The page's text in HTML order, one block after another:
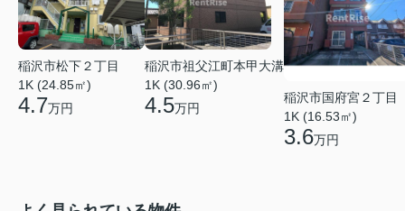
稲沢市松下２丁目
1K (24.85㎡)
4.7万円
稲沢市祖父江町本甲大溝
1K (30.96㎡)
4.5万円
稲沢市国府宮２丁目
1K (16.53㎡)
3.6万円